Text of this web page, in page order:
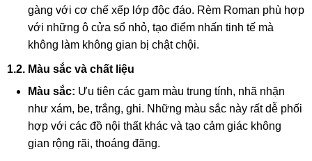
gàng với cơ chế xếp lớp độc đáo. Rèm Roman phù hợp
với những ô cửa sổ nhỏ, tạo điểm nhấn tinh tế mà
không làm không gian bị chật chội.
1.2. Màu sắc và chất liệu
Màu sắc: Ưu tiên các gam màu trung tính, nhã nhặn
như xám, be, trắng, ghi. Những màu sắc này rất dễ phối
hợp với các đồ nội thất khác và tạo cảm giác không
gian rộng rãi, thoáng đãng.